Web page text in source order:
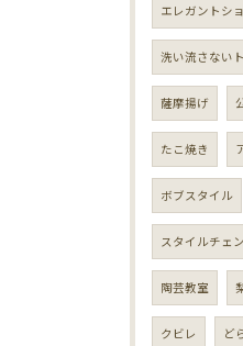
エレガントシ
洗い流さない
薩摩揚げ
たこ焼き
ボブスタイル
スタイルチェ
陶芸教室
クビレ ど